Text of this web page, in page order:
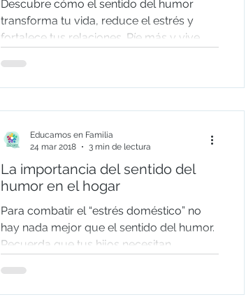
Descubre cómo el sentido del humor
transforma tu vida, reduce el estrés y
fortalece tus relaciones. Ríe más y vive
La importancia del sentido del
humor en el hogar
Para combatir el “estrés doméstico” no
hay nada mejor que el sentido del humor.
Recuerda que tus hijos necesitan
Educamos en Familia
24 mar 2018
3 min de lectura